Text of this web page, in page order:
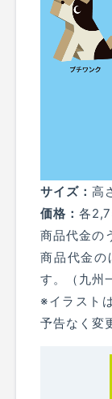
サイズ： 高
価格： 各
商品代金の
商品代金の
す。（九州
※イラスト
予告なく変